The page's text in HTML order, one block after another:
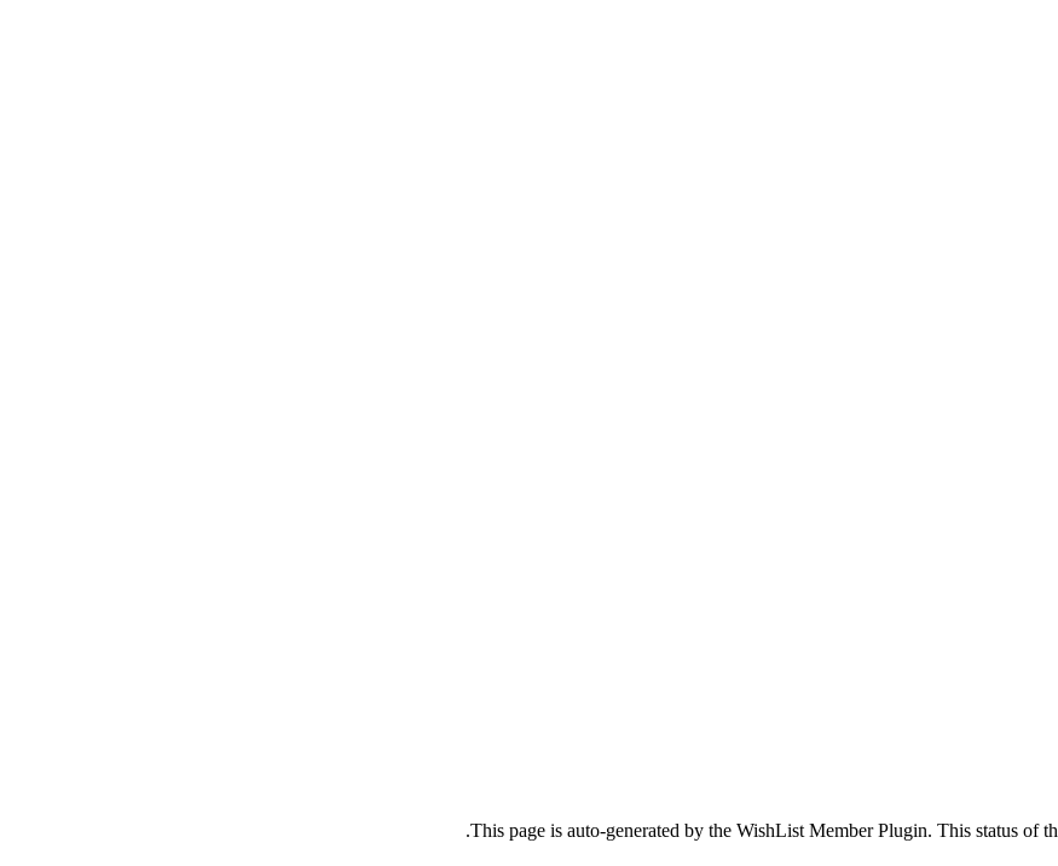
This page is auto-generated by the WishList Member Plugin. This status of